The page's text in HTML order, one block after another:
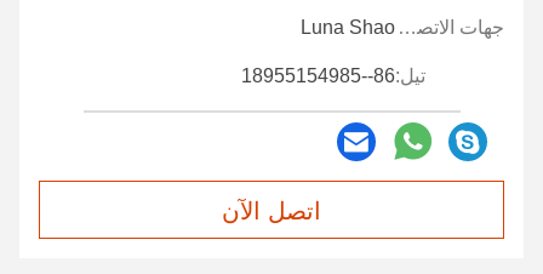
جهات الاتصال: Luna Shao
تيل:86--18955154985
اتصل الآن